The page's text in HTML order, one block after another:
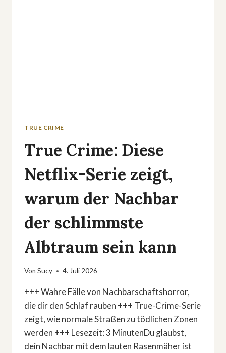
TRUE CRIME
True Crime: Diese
Netflix-Serie zeigt,
warum der Nachbar
der schlimmste
Albtraum sein kann
Von Sucy 4. Juli 2026
+++ Wahre Fälle von Nachbarschaftshorror,
die dir den Schlaf rauben +++ True-Crime-Serie
zeigt, wie normale Straßen zu tödlichen Zonen
werden +++ Lesezeit: 3 MinutenDu glaubst,
dein Nachbar mit dem lauten Rasenmäher ist